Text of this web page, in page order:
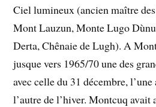
Ciel lumineux (ancien maître
Mont Lauzun, Monte Lugo
Derta, Chênaie de Lugh). A
jusque vers 1965/70 une des
avec celle du 31 décembre, l’une
l’autre de l’hiver. Montcuq avait